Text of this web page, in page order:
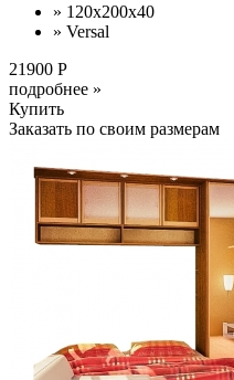
» 120х200х40
» Versal
21900 Р
подробнее »
Купить
Заказать по своим размерам